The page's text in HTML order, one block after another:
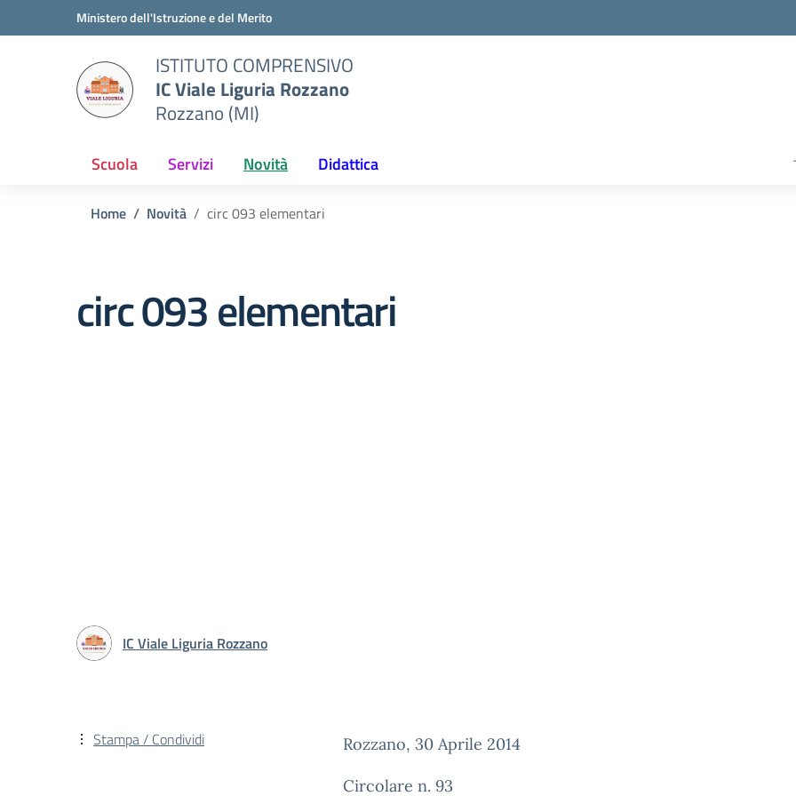
Vai ai contenuti
Vai al menu di navigazioneMinistero dell'Istruzione e del Merito
ISTITUTO COMPRENSIVO
IC Viale Liguria Rozzano
Rozzano (MI)
Scuola Servizi Novità Didattica
Home Novità circ 093 elementari
circ 093 elementari
IC Viale Liguria Rozzano
Rozzano, 30 Aprile 2014
Circolare n. 93
Stampa / Condividi